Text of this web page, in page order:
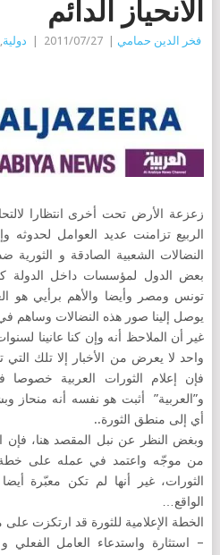
الانحياز الدائم
فخر الدين حمامي 2011/07/27 دولية,
زعزعة الأرض تحت أخرى انتظارا
الربيع تزامنت عديد العوامل لحدوثه
النضالات الشعبية الصادقة و الثورية
بعض الدول لمؤسسات داخل الدولة
تونس ومصر وأيضا والأهم برأيي هو
يوصل إلينا صور هذه النضالات وساهم
غير أن الملاحظ أنه وإن كنا عانينا
واحد لا يعرض من الأخبار إلا تلك
فإن إعلام الثورات العربية خصوصا
و”العربية” أثبت هو نفسه أنه منحاز
أي إلى منطق الثورة..
وبغض النظر عن نبل المقصد هنا، فإن
من موجّه واعتمد في عمله على خطة
الثورات، غير أنها لم تكن معبّرة
الواقع…
الخطة الإعلامية للثورة قد ارتكزت على
– استثارة واستدعاء العامل